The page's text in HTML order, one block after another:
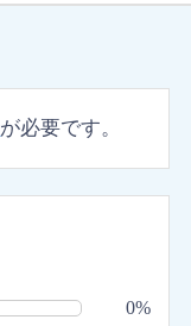
が必要です。
0%